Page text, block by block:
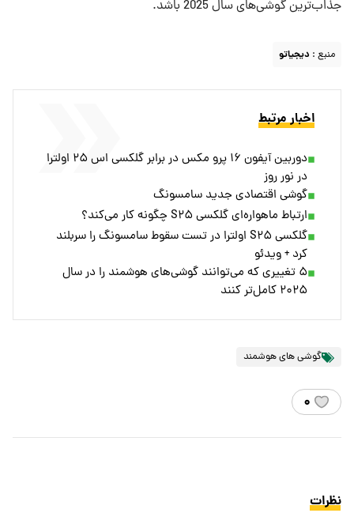
جذاب‌ترین گوشی‌های سال 2025 باشد.
منبع : دیجیاتو
اخبار مرتبط
دوربین آیفون ۱۶ پرو مکس در برابر گلکسی اس ۲۵ اولترا
در نور روز
گوشی اقتصادی جدید سامسونگ
ارتباط ماهواره‌ای گلکسی S۲۵ چگونه کار می‌کند؟
گلکسی S۲۵ اولترا در تست سقوط سامسونگ را سربلند
کرد + ویدئو
۵ تغییری که می‌توانند گوشی‌های هوشمند را در سال
۲۰۲۵ کامل‌تر کنند
گوشی های هوشمند
۰
نظرات